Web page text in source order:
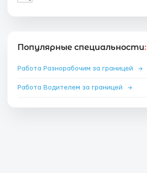
Популярные специальности:
Работа Разнорабочим за границей →
Работа Водителем за границей →